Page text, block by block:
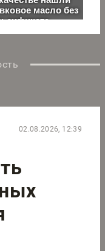
02.08.2026, 12:39